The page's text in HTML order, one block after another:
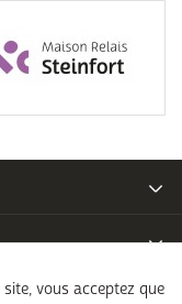
vous acceptez que